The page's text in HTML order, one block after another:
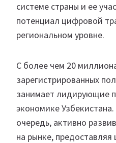
системе страны и ее
потенциал цифровой
региональном уровне.
С более чем 20
зарегистрированных
занимает лидирующие
экономике
очередь, активно
на рынке,